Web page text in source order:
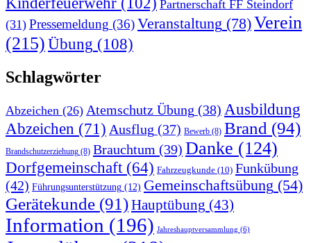
Partnerschaft FF Steindorf
(31) Pressemeldung (36)Veranstaltung (78)Verein
(215)Übung (108)
Schlagwörter
Abzeichen (26) Atemschutz Übung (38) Ausbildung
Abzeichen (71) Ausflug (37) Bewerb (8) Brand (94)
Brandschutzerziehung (8) Brauchtum (39) Danke (124)
Dorfgemeinschaft(64) Fahrzeugkunde (10) Funkübung
(42) Führungsunterstützung (12) Gemeinschaftsübung (54)
Gerätekunde (91)Hauptübung (43)
Information (196) Jahreshauptversammlung (6)